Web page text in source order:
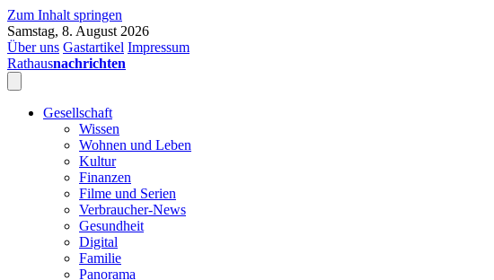
Zum Inhalt springen
Samstag, 8. August 2026
Über uns Gastartikel Impressum
Rathausnachrichten
Gesellschaft
Wissen
Wohnen und Leben
Kultur
Finanzen
Filme und Serien
Verbraucher-News
Gesundheit
Digital
Familie
Panorama